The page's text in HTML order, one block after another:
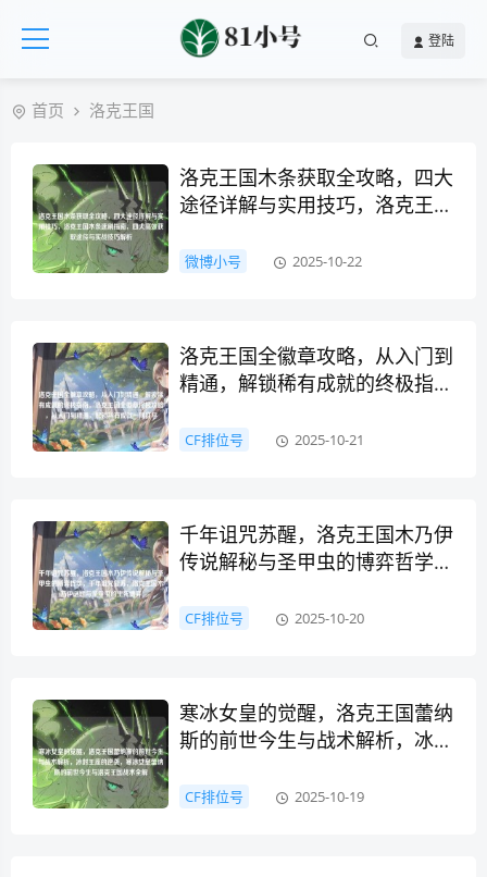
登陆
首页 洛克王国
洛克王国木条获取全攻略，四大
途径详解与实用技巧，洛克王国
径与实战技巧解析
微博小号 2025-10-22
洛克王国全徽章攻略，从入门到
精通，解锁稀有成就的终极指
从入门到精通，解锁稀有成就一
CF排位号 2025-10-21
千年诅咒苏醒，洛克王国木乃伊
传说解秘与圣甲虫的博弈哲学，
谜题与圣甲虫的生死博弈
CF排位号 2025-10-20
寒冰女皇的觉醒，洛克王国蕾纳
斯的前世今生与战术解析，冰封
前世今生与洛克王国战术全解
CF排位号 2025-10-19